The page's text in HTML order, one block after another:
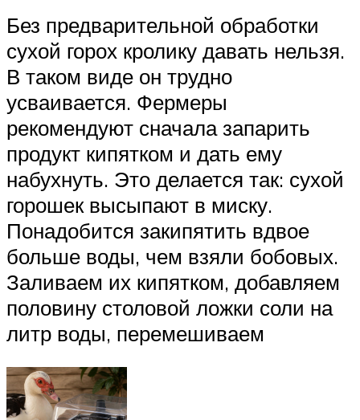
Без предварительной обработки
сухой горох кролику давать нельзя.
В таком виде он трудно
усваивается. Фермеры
рекомендуют сначала запарить
продукт кипятком и дать ему
набухнуть. Это делается так: сухой
горошек высыпают в миску.
Понадобится закипятить вдвое
больше воды, чем взяли бобовых.
Заливаем их кипятком, добавляем
половину столовой ложки соли на
литр воды, перемешиваем